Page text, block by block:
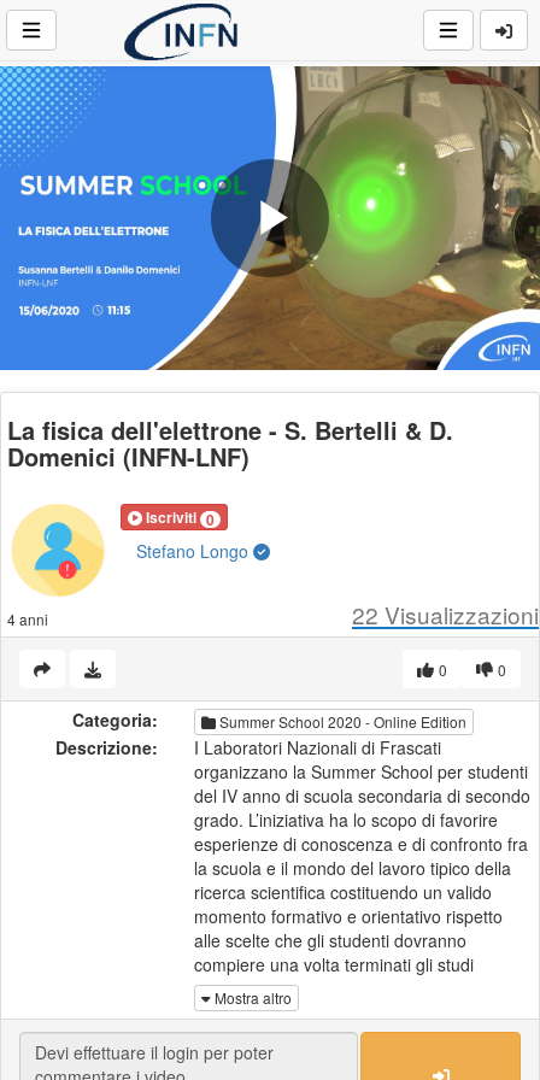
Play
Video
La fisica dell'elettrone - S. Bertelli & D.
Domenici (INFN-LNF)
Iscriviti 0
Stefano Longo
4 anni 22 Visualizzazioni
0
0
Categoria: Summer School 2020 - Online Edition
Descrizione:
I Laboratori Nazionali di Frascati
organizzano la Summer School per studenti
del IV anno di scuola secondaria di secondo
grado. L’iniziativa ha lo scopo di favorire
esperienze di conoscenza e di confronto fra
la scuola e il mondo del lavoro tipico della
ricerca scientifica costituendo un valido
momento formativo e orientativo rispetto
alle scelte che gli studenti dovranno
compiere una volta terminati gli studi
scolastici.
Scopri di più:
https://www.youtube.com/watch?
Mostra altro